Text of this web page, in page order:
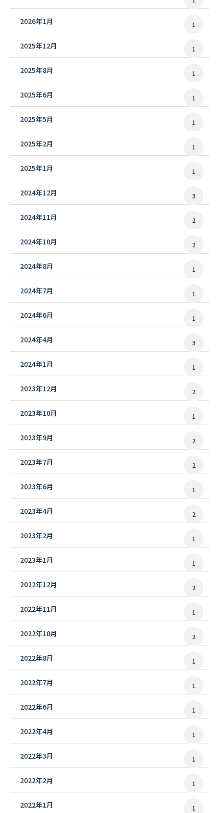
2026年1月 1
2025年12月 1
2025年8月 1
2025年6月 1
2025年5月 1
2025年2月 1
2025年1月 1
2024年12月 3
2024年11月 2
2024年10月 2
2024年8月 1
2024年7月 1
2024年6月 1
2024年4月 3
2024年1月 1
2023年12月 2
2023年10月 1
2023年9月 2
2023年7月 2
2023年6月 1
2023年4月 2
2023年2月 1
2023年1月 1
2022年12月 2
2022年11月 1
2022年10月 2
2022年8月 1
2022年7月 1
2022年6月 1
2022年4月 1
2022年3月 1
2022年2月 1
2022年1月 1